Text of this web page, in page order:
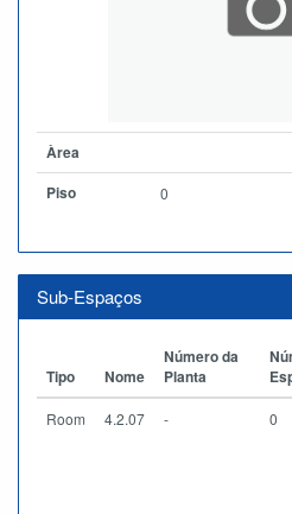
Àrea
Piso
0
Sub-Espaços
Tipo Nome
Número da
Planta
Room 4.2.07 - 0